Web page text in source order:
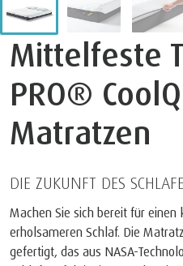
Mittelfeste
PRO®
Matratzen
DIE ZUKUNFT DES
Machen Sie sich bereit für
erholsameren Schlaf. Die
gefertigt, das aus NASA-